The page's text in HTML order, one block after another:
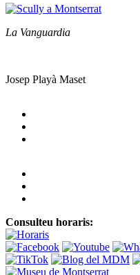
La Vanguardia
Josep Playà Maset
Consulteu horaris: